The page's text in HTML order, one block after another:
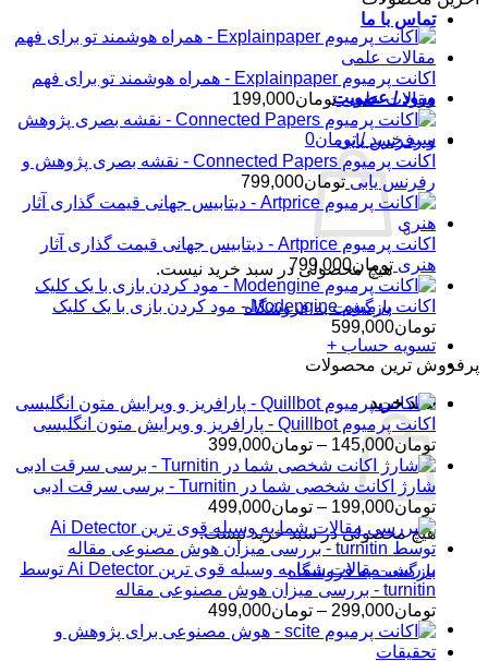
تماس با ما
ورود / عضویت
سبد خرید /تومان0
هیچ محصولی در سبد خرید نیست.
بازگشت به فروشگاه
تسویه حساب +
سبد خرید
هیچ محصولی در سبد خرید نیست.
بازگشت به فروشگاه
اکانت پرمیوم Explainpaper - همراه هوشمند تو برای فهم
مقالات علمی تومان199,000
اکانت پرمیوم Connected Papers - نقشه بصری پژوهش و
رفرنس یابی تومان799,000
اکانت پرمیوم Artprice - دیتابیس جهانی قیمت ‌گذاری آثار
هنری تومان799,000
اکانت پرمیوم Modengine - مود کردن بازی با یک کلیک
تومان599,000
پرفروش ترین محصولات
اکانت پرمیوم Quillbot - پارافریز و ویرایش متون انگلیسی
تومان145,000
– تومان399,000محدوده
قیمت:
تومان145,000
تا
تومان399,000
شارژ اکانت شخصی شما در Turnitin - برسی سرقت ادبی
تومان199,000
– تومان499,000محدوده
قیمت:
تومان199,000
تا
تومان499,000
بررسی مقالات شما به وسیله قوی ترین Ai Detector توسط
turnitin - بررسی میزان هوش مصنوعی مقاله
تومان299,000
– تومان499,000محدوده
قیمت: